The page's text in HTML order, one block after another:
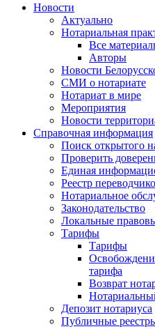
Новости
Актуально
Нотариальная
Все
Авторы
Новости
СМИ о нотариате
Нотариат в мире
Мероприятия
Новости
Справочная информация
Поиск открытого
Проверить
Единая
Реестр
Нотариальное
Законодательство
Локальные
Тарифы
Тарифы
тарифа
Возврат
Депозит нотариуса
Публичные